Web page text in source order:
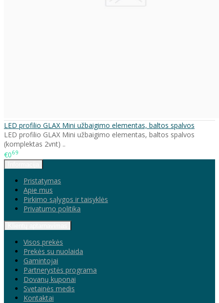
LED profilio GLAX Mini užbaigimo elementas, baltos spalvos
LED profilio GLAX Mini užbaigimo elementas, baltos spalvos
(komplektas 2vnt) ..
€069
Pristatymas
Apie mus
Pirkimo sąlygos ir taisyklės
Privatumo politika
Visos prekės
Prekės su nuolaida
Gamintojai
Partnerystės programa
Dovanų kuponai
Svetainės medis
Kontaktai